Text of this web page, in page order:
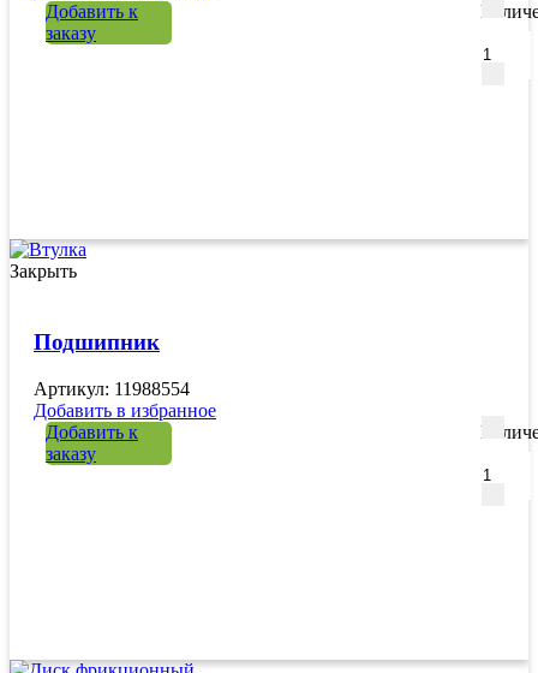
Добавить к
заказу
Закрыть
Подшипник
Артикул: 11988554
Добавить в избранное
Добавить к
заказу